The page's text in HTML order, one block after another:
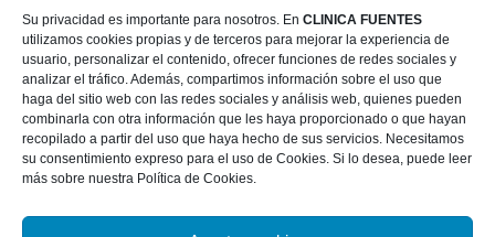
Su privacidad es importante para nosotros. En CLINICA FUENTES
utilizamos cookies propias y de terceros para mejorar la experiencia de
usuario, personalizar el contenido, ofrecer funciones de redes sociales y
analizar el tráfico. Además, compartimos información sobre el uso que
haga del sitio web con las redes sociales y análisis web, quienes pueden
combinarla con otra información que les haya proporcionado o que hayan
recopilado a partir del uso que haya hecho de sus servicios. Necesitamos
su consentimiento expreso para el uso de Cookies. Si lo desea, puede leer
más sobre nuestra Política de Cookies.